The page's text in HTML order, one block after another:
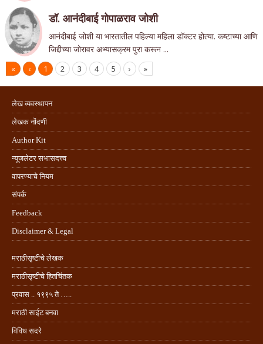
डॉ. आनंदीबाई गोपाळराव जोशी
आनंदीबाई जोशी या भारतातील पहिल्या महिला डॉक्टर होत्या. कष्टाच्या आणि
जिद्दीच्या जोरावर अभ्यासक्रम पुरा करून ...
« ‹ 1 2 3 4 5 › »
लेख व्यवस्थापन
लेखक नोंदणी
Author Kit
न्यूजलेटर सभासदत्त्व
वापरण्याचे नियम
संपर्क
Feedback
Disclaimer & Legal
मराठीसृष्टीचे लेखक
मराठीसृष्टीचे हितचिंतक
प्रवास .. १९९५ ते …..
मराठी साईट बनवा
विविध सदरे